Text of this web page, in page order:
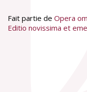
Fait partie de Opera
Editio novissima et